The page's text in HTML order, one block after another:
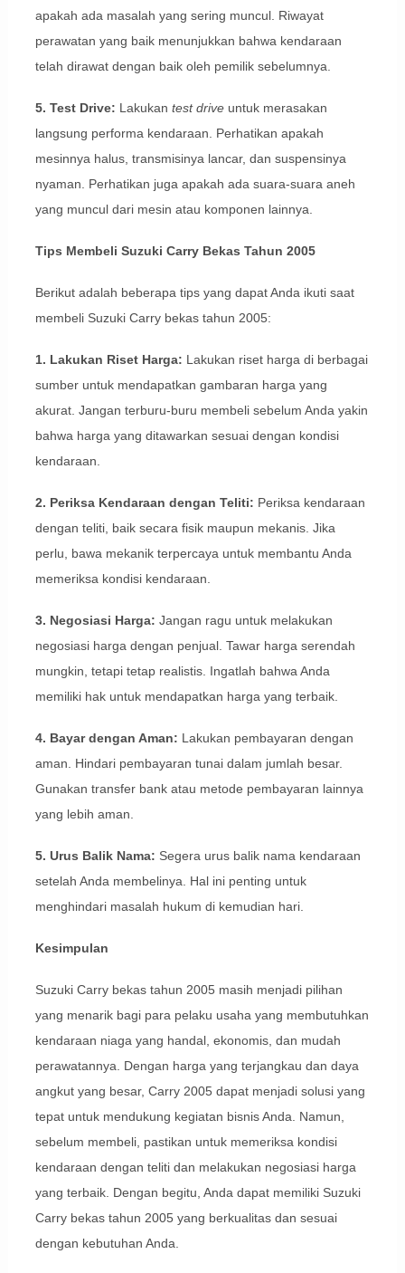
apakah ada masalah yang sering muncul. Riwayat
perawatan yang baik menunjukkan bahwa kendaraan
telah dirawat dengan baik oleh pemilik sebelumnya.
5. Test Drive: Lakukan test driveuntuk merasakan
langsung performa kendaraan. Perhatikan apakah
mesinnya halus, transmisinya lancar, dan suspensinya
nyaman. Perhatikan juga apakah ada suara-suara aneh
yang muncul dari mesin atau komponen lainnya.
Tips Membeli Suzuki Carry Bekas Tahun 2005
Berikut adalah beberapa tips yang dapat Anda ikuti saat
membeli Suzuki Carry bekas tahun 2005:
1. Lakukan Riset Harga: Lakukan riset harga di berbagai
sumber untuk mendapatkan gambaran harga yang
akurat. Jangan terburu-buru membeli sebelum Anda yakin
bahwa harga yang ditawarkan sesuai dengan kondisi
kendaraan.
2. Periksa Kendaraan dengan Teliti: Periksa kendaraan
dengan teliti, baik secara fisik maupun mekanis. Jika
perlu, bawa mekanik terpercaya untuk membantu Anda
memeriksa kondisi kendaraan.
3. Negosiasi Harga: Jangan ragu untuk melakukan
negosiasi harga dengan penjual. Tawar harga serendah
mungkin, tetapi tetap realistis. Ingatlah bahwa Anda
memiliki hak untuk mendapatkan harga yang terbaik.
4. Bayar dengan Aman: Lakukan pembayaran dengan
aman. Hindari pembayaran tunai dalam jumlah besar.
Gunakan transfer bank atau metode pembayaran lainnya
yang lebih aman.
5. Urus Balik Nama: Segera urus balik nama kendaraan
setelah Anda membelinya. Hal ini penting untuk
menghindari masalah hukum di kemudian hari.
Kesimpulan
Suzuki Carry bekas tahun 2005 masih menjadi pilihan
yang menarik bagi para pelaku usaha yang membutuhkan
kendaraan niaga yang handal, ekonomis, dan mudah
perawatannya. Dengan harga yang terjangkau dan daya
angkut yang besar, Carry 2005 dapat menjadi solusi yang
tepat untuk mendukung kegiatan bisnis Anda. Namun,
sebelum membeli, pastikan untuk memeriksa kondisi
kendaraan dengan teliti dan melakukan negosiasi harga
yang terbaik. Dengan begitu, Anda dapat memiliki Suzuki
Carry bekas tahun 2005 yang berkualitas dan sesuai
dengan kebutuhan Anda.